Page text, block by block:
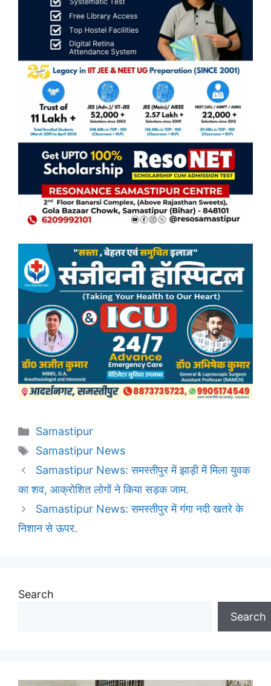
Categories
Samastipur
Tags
Samastipur News
Samastipur News: समस्तीपुर में झाड़ी में मिला युवक
का शव, आक्रोशित लोगों ने किया सड़क जाम.
Samastipur News: समस्तीपुर में गंगा नदी खतरे के
निशान से ऊपर.
Search
Search